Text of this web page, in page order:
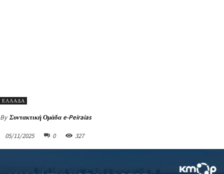
ΕΛΛΑΔΑ
By Συντακτική Ομάδα e-Peiraias
05/11/2025 0 327